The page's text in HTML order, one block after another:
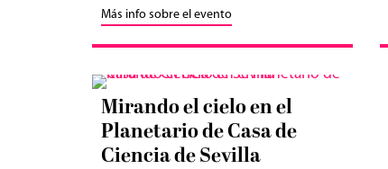
Más info sobre el evento
Mirando el cielo en el
Planetario de Casa de
Ciencia de Sevilla